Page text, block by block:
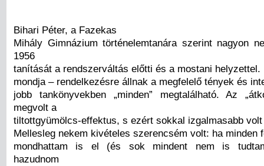
Bihari Péter, a Fazekas
Mihály Gimnázium történelemtanára szerint nagyon
1956
tanítását a rendszerváltás előtti és a mostani helyzettel.
mondja – rendelkezésre állnak a megfelelő tények és
jobb tankönyvekben „minden” megtalálható. Az
megvolt a
tiltottgyümölcs-effektus, s ezért sokkal izgalmasabb
Mellesleg nekem kivételes szerencsém volt: ha minden
mondhattam is el (és sok mindent nem is
hazudnom